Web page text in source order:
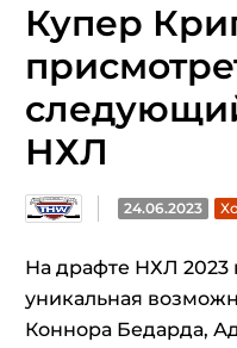
Купер
НХЛ
24.06.2023
На драфте НХЛ 2023
уникальная
Коннора Бедарда,